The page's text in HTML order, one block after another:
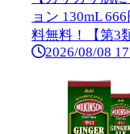
ョン 130mL
料無料！【第3
2026/08/08